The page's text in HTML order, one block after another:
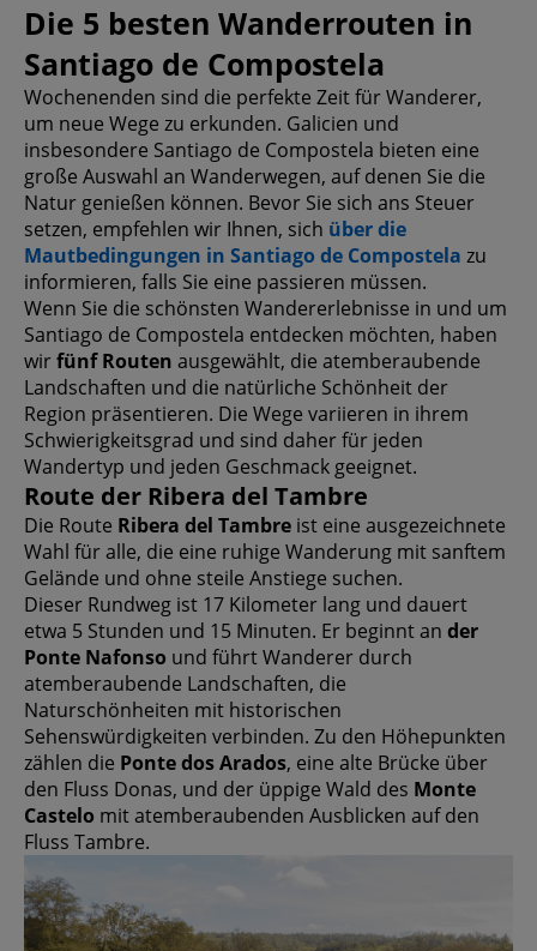
Die 5 besten Wanderrouten in
Santiago de Compostela
Wochenenden sind die perfekte Zeit für Wanderer,
um neue Wege zu erkunden. Galicien und
insbesondere Santiago de Compostela bieten eine
große Auswahl an Wanderwegen, auf denen Sie die
Natur genießen können. Bevor Sie sich ans Steuer
setzen, empfehlen wir Ihnen, sich über die
Mautbedingungen in Santiago de Compostela zu
informieren, falls Sie eine passieren müssen.
Wenn Sie die schönsten Wandererlebnisse in und um
Santiago de Compostela entdecken möchten, haben
wirfünf Routen ausgewählt, die atemberaubende
Landschaften und die natürliche Schönheit der
Region präsentieren. Die Wege variieren in ihrem
Schwierigkeitsgrad und sind daher für jeden
Wandertyp und jeden Geschmack geeignet.
Route der Ribera del Tambre
Die Route Ribera del Tambre ist eine ausgezeichnete
Wahl für alle, die eine ruhige Wanderung mit sanftem
Gelände und ohne steile Anstiege suchen.
Dieser Rundweg ist 17 Kilometer lang und dauert
etwa 5 Stunden und 15 Minuten. Er beginnt an der
Ponte Nafonso und führt Wanderer durch
atemberaubende Landschaften, die
Naturschönheiten mit historischen
Sehenswürdigkeiten verbinden. Zu den Höhepunkten
zählen die Ponte dos Arados, eine alte Brücke über
den Fluss Donas, und der üppige Wald des Monte
Castelo mit atemberaubenden Ausblicken auf den
Fluss Tambre.